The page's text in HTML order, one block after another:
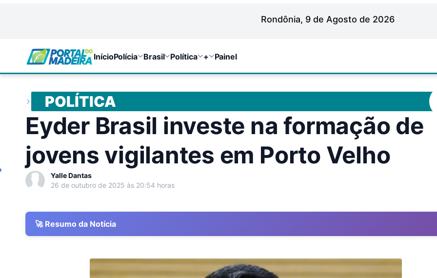
Rondônia, 9 de Agosto de 2026
InícioPolícia Brasil Política + Painel
POLÍTICA
Eyder Brasil investe na formação de
jovens vigilantes em Porto Velho
Yalle Dantas
26 de outubro de 2025 às 20:54 horas
🚀 Resumo da Notícia